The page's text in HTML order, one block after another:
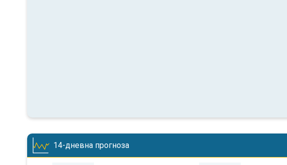
14-дневна прогноза